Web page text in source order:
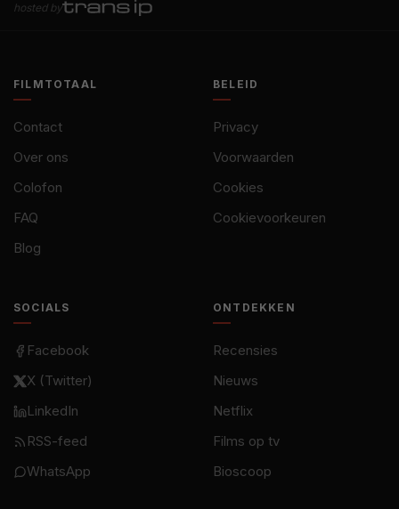
hosted by
FILMTOTAAL
Contact
Over ons
Colofon
FAQ
Blog
BELEID
Privacy
Voorwaarden
Cookies
Cookievoorkeuren
SOCIALS
Facebook
X (Twitter)
LinkedIn
RSS-feed
WhatsApp
ONTDEKKEN
Recensies
Nieuws
Netflix
Films op tv
Bioscoop